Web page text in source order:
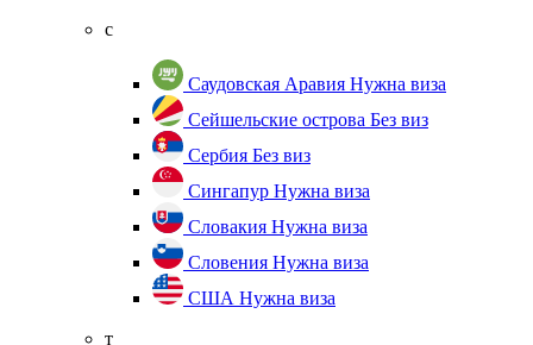
с
Саудовская Аравия Нужна виза
Сейшельские острова Без виз
Сербия Без виз
Сингапур Нужна виза
Словакия Нужна виза
Словения Нужна виза
США Нужна виза
т